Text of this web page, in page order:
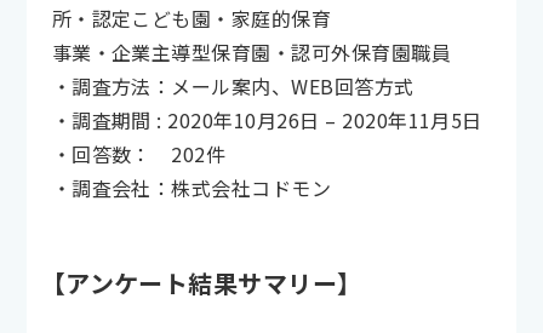
所・認定こども園・家庭的保育
事業・企業主導型保育園・認可外保育園職員
・調査方法：メール案内、WEB回答方式
・調査期間 : 2020年10月26日 – 2020年11月5日
・回答数： 202件
・調査会社：株式会社コドモン
【アンケート結果サマリー】